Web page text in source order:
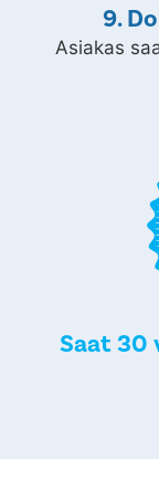
9.
Asiakas
Saat 30